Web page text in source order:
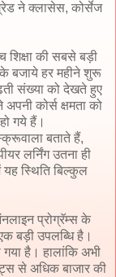
ने क्लासेस, कोर्सेज
की सबसे बड़ी
के बजाये हर महीने शुरू
संख्या को देखते हुए
कोर्स क्षमता को
गये हैं।
बताते हैं,
लर्निंग उतना ही
स्थिति बिल्‍कुल
प्रोग्रॅम्स के
बड़ी उपलब्धि है।
है। हालांकि अभी
से अधिक बाजार की